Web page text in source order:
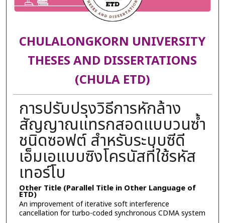
CHULALONGKORN UNIVERSITY
THESES AND DISSERTATIONS
(CHULA ETD)
การปรับปรุงวิธีการหักล้าง
สัญญาณแทรกสอดแบบวนซ้ำ
ชนิดซอฟต์ สำหรับระบบซีดี
เอ็มเอแบบซิงโครนัสที่ใช้รหัส
เทอร์โบ
Other Title (Parallel Title in Other Language of
ETD)
An improvement of iterative soft interference
cancellation for turbo-coded synchronous CDMA system